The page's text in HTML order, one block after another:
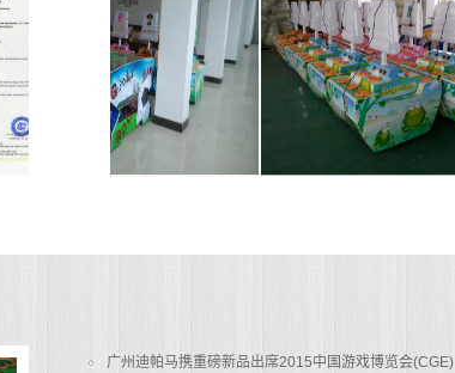
广州迪帕马携重磅新品出席2015中国游戏博览会(CGE)